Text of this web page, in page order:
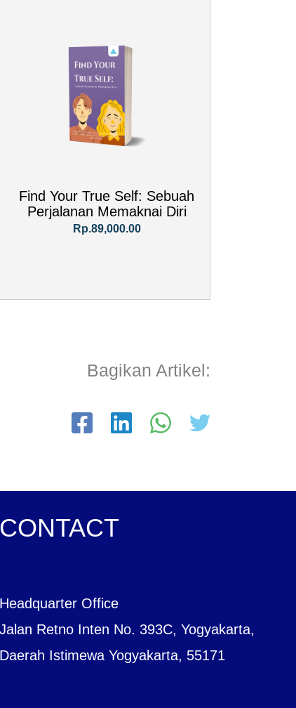
Find Your True Self: Sebuah
Perjalanan Memaknai Diri
Rp.89,000.00
Bagikan Artikel:
CONTACT
Headquarter Office
Jalan Retno Inten No. 393C, Yogyakarta,
Daerah Istimewa Yogyakarta, 55171